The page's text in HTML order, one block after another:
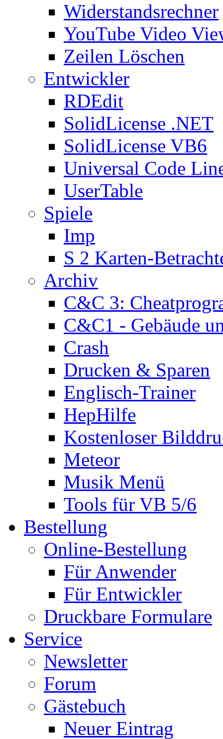
Widerstandsrechner
YouTube Video
Zeilen Löschen
Entwickler
RDEdit
SolidLicense .NET
SolidLicense VB6
Universal Code
UserTable
Spiele
Imp
S 2 Karten-
Archiv
C&C 3:
C&C1 - Gebäude
Crash
Drucken & Sparen
Englisch-Trainer
HepHilfe
Kostenloser
Meteor
Musik Menü
Tools für VB 5/6
Bestellung
Online-Bestellung
Für Anwender
Für Entwickler
Druckbare Formulare
Service
Newsletter
Forum
Gästebuch
Neuer Eintrag